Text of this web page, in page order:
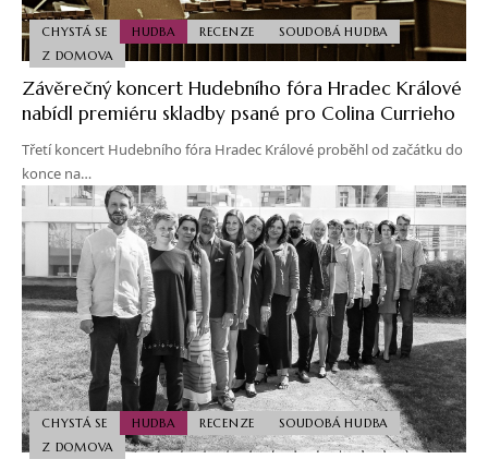
CHYSTÁ SE HUDBA RECENZE
SOUDOBÁ HUDBA
Z DOMOVA
Závěrečný koncert Hudebního fóra Hradec Králové
nabídl premiéru skladby psané pro Colina Currieho
Třetí koncert Hudebního fóra Hradec Králové proběhl od začátku do
konce na…
CHYSTÁ SE HUDBA RECENZE
SOUDOBÁ HUDBA
Z DOMOVA